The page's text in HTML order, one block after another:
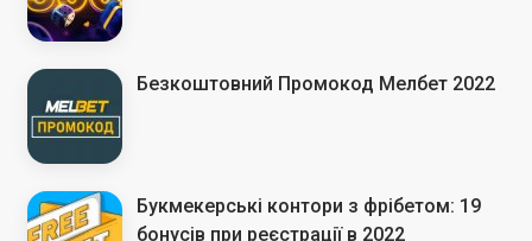
Безкоштовний Промокод Мелбет 2022
Букмекерські контори з фрібетом: 19
бонусів при реєстрації в 2022